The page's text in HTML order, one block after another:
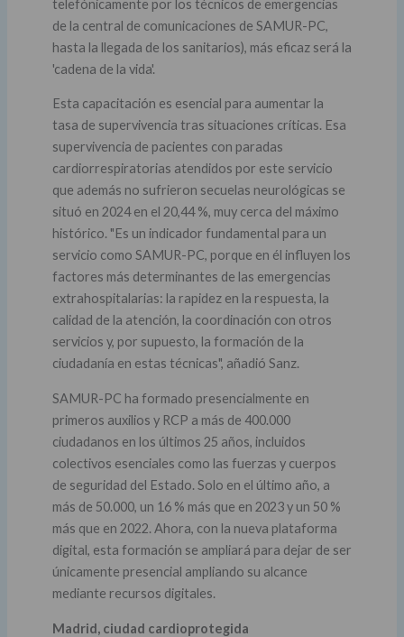
telefónicamente por los técnicos de emergencias
de la central de comunicaciones de SAMUR-PC,
hasta la llegada de los sanitarios), más eficaz será la
'cadena de la vida'.
Esta capacitación es esencial para aumentar la
tasa de supervivencia tras situaciones críticas. Esa
supervivencia de pacientes con paradas
cardiorrespiratorias atendidos por este servicio
que además no sufrieron secuelas neurológicas se
situó en 2024 en el 20,44 %, muy cerca del máximo
histórico. "Es un indicador fundamental para un
servicio como SAMUR-PC, porque en él influyen los
factores más determinantes de las emergencias
extrahospitalarias: la rapidez en la respuesta, la
calidad de la atención, la coordinación con otros
servicios y, por supuesto, la formación de la
ciudadanía en estas técnicas", añadió Sanz.
SAMUR-PC ha formado presencialmente en
primeros auxilios y RCP a más de 400.000
ciudadanos en los últimos 25 años, incluidos
colectivos esenciales como las fuerzas y cuerpos
de seguridad del Estado. Solo en el último año, a
más de 50.000, un 16 % más que en 2023 y un 50 %
más que en 2022. Ahora, con la nueva plataforma
digital, esta formación se ampliará para dejar de ser
únicamente presencial ampliando su alcance
mediante recursos digitales.
Madrid, ciudad cardioprotegida